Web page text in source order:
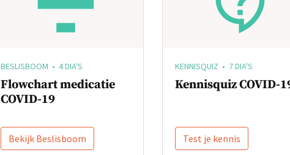
BESLISBOOM • 4 DIA'S
Flowchart medicatie
COVID-19
Bekijk Beslisboom
KENNISQUIZ • 7 DIA'S
Kennisquiz COVID-
Test je kennis